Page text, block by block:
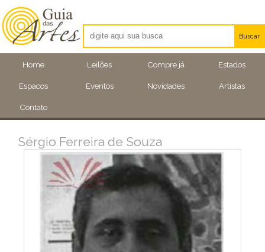
Home Leilões Compre já Estados
Espacos Eventos Novidades Artistas
Contato
Buscar
Artistas
Eventos
Sérgio Ferreira de Souza